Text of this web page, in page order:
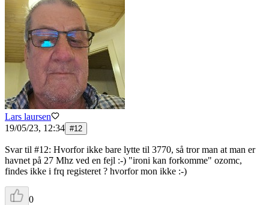
Lars laursen
19/05/23, 12:34 #12
Svar til #12: Hvorfor ikke bare lytte til 3770, så tror man at man er
havnet på 27 Mhz ved en fejl :-) "ironi kan forkomme" ozomc,
findes ikke i frq registeret ? hvorfor mon ikke :-)
0